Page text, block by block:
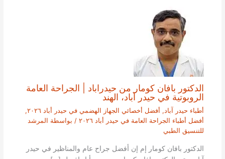
الدكتور بافان كومار من حيدراباد | الجراحة العامة
الروبوتية في حيدر آباد، الهند
أطباء حيدر آباد, أفضل أخصائي الجهاز الهضمي في حيدر أباد ٢٠٢٦
,
أفضل أطباء الجراحة العامة في حيدر أباد ٢٠٢٦
/ بواسطة المرشد
للتنسيق الطبي
الدكتور بافان كومار إم إن أفضل جراح عام والمناظير في حيدر